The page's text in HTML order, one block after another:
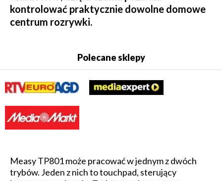
kontrolować praktycznie dowolne domowe
centrum rozrywki.
Polecane sklepy
Measy TP801 może pracować w jednym z dwóch
trybów. Jeden z nich to touchpad, sterujący